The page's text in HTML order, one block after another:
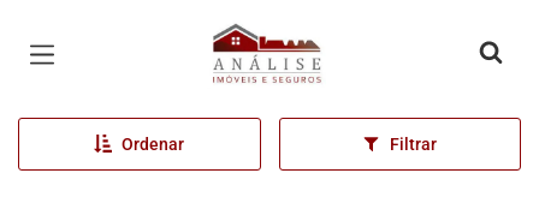
Página inicial
Ordenar Filtrar